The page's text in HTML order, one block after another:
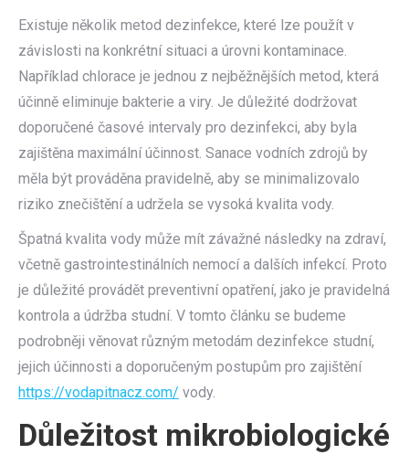
Existuje několik metod dezinfekce, které lze použít v
závislosti na konkrétní situaci a úrovni kontaminace.
Například chlorace je jednou z nejběžnějších metod, která
účinně eliminuje bakterie a viry. Je důležité dodržovat
doporučené časové intervaly pro dezinfekci, aby byla
zajištěna maximální účinnost. Sanace vodních zdrojů by
měla být prováděna pravidelně, aby se minimalizovalo
riziko znečištění a udržela se vysoká kvalita vody.
Špatná kvalita vody může mít závažné následky na zdraví,
včetně gastrointestinálních nemocí a dalších infekcí. Proto
je důležité provádět preventivní opatření, jako je pravidelná
kontrola a údržba studní. V tomto článku se budeme
podrobněji věnovat různým metodám dezinfekce studní,
jejich účinnosti a doporučeným postupům pro zajištění
https://vodapitnacz.com/ vody.
Důležitost mikrobiologické